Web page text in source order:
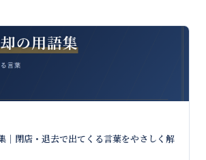
｜閉店・退去で出てくる言葉をやさしく解